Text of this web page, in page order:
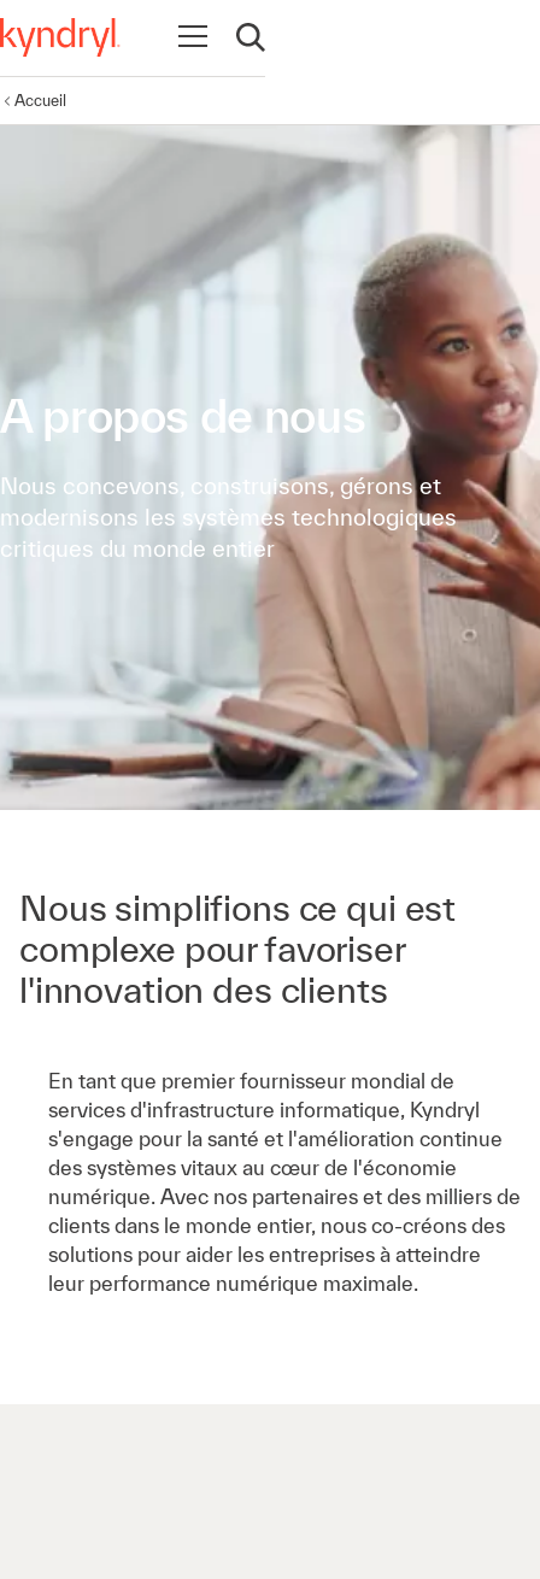
Ouvrir la navigation
Ouvrir la recherche
Accueil
A propos de nous
Nous concevons, construisons, gérons et
modernisons les systèmes technologiques
critiques du monde entier
Nous simplifions ce qui est
complexe pour favoriser
l'innovation des clients
En tant que premier fournisseur mondial de
services d'infrastructure informatique, Kyndryl
s'engage pour la santé et l'amélioration continue
des systèmes vitaux au cœur de l'économie
numérique. Avec nos partenaires et des milliers de
clients dans le monde entier, nous co-créons des
solutions pour aider les entreprises à atteindre
leur performance numérique maximale.